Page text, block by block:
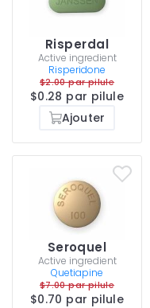
Risperdal
Active ingredient
Risperidone
$2.00 par pilule
$0.28 par pilule
Ajouter
Seroquel
Active ingredient
Quetiapine
$7.00 par pilule
$0.70 par pilule